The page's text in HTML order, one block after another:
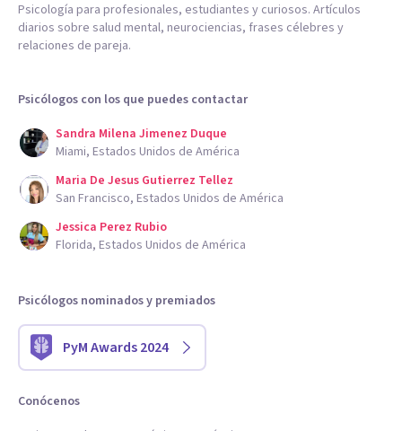
Psicología para profesionales, estudiantes y curiosos. Artículos
diarios sobre salud mental, neurociencias, frases célebres y
relaciones de pareja.
Psicólogos con los que puedes contactar
Sandra Milena Jimenez Duque
Miami, Estados Unidos de América
Maria De Jesus Gutierrez Tellez
San Francisco, Estados Unidos de América
Jessica Perez Rubio
Florida, Estados Unidos de América
Psicólogos nominados y premiados
PyM Awards 2024
Conócenos